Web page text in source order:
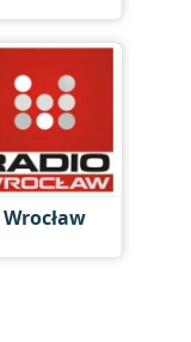
Wrocław